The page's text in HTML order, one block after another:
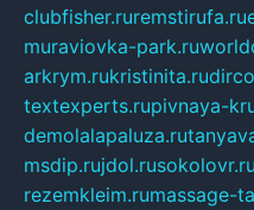
clubfisher.ruremstirufa.ru
muraviovka-park.ru
arkrym.rukristinita.ru
textexperts.rupivnaya-
demolalapaluza.ru
msdip.rujdol.rusokolovr.ru
rezemkleim.rumassage-